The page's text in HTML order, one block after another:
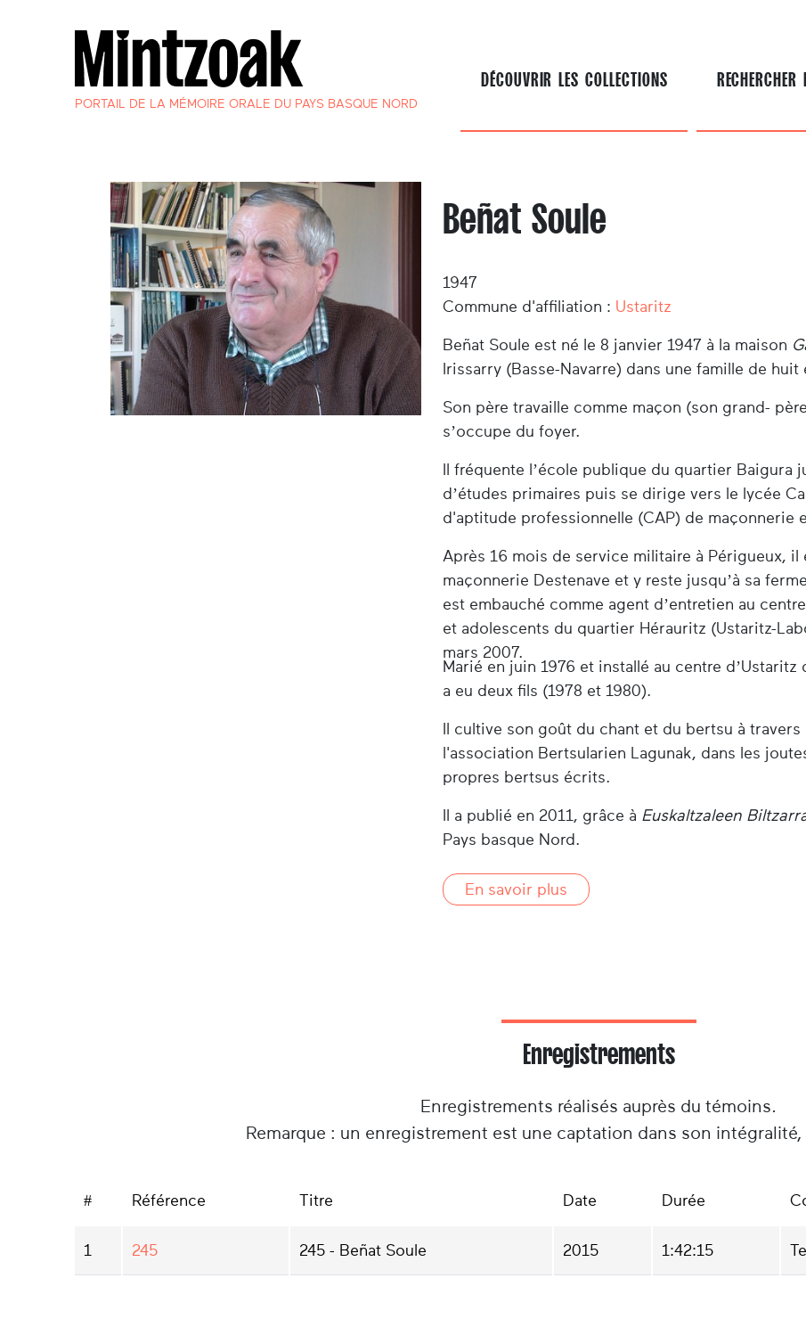
PORTAIL DE LA MÉMOIRE ORALE DU PAYS BASQUE NORD
DÉCOUVRIR LES COLLECTIONS
Beñat Soule
1947
Commune d'affiliation : Ustaritz
Beñat Soule est né le 8 janvier 1947 à la maison
Irissarry (Basse-Navarre) dans une famille de
Son père travaille comme maçon (son grand-
s’occupe du foyer.
Il fréquente l’école publique du quartier Baigura
d’études primaires puis se dirige vers le lycée
d'aptitude professionnelle (CAP) de maçonnerie
Après 16 mois de service militaire à Périgueux, il
maçonnerie Destenave et y reste jusqu’à sa
est embauché comme agent d’entretien au
et adolescents du quartier Hérauritz (Ustaritz-
mars 2007.
Marié en juin 1976 et installé au centre
a eu deux fils (1978 et 1980).
Il cultive son goût du chant et du bertsu à
l'association Bertsularien Lagunak, dans les
propres bertsus écrits.
Il a publié en 2011, grâce à Euskaltzaleen
Pays basque Nord.
En savoir plus
Enregistrements
Enregistrements réalisés auprès du témoins.
Remarque : un enregistrement est une captation dans son intégralité,
# Référence Titre Date Durée
1 245 245 - Beñat Soule 2015 1:42:15